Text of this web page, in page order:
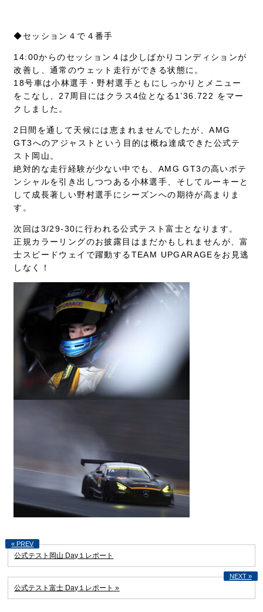
◆セッション４で４番手
14:00からのセッション４は少しばかりコンディションが
改善し、通常のウェット走行ができる状態に。
18号車は小林選手・野村選手ともにしっかりとメニュー
をこなし、27周目にはクラス4位となる1’36.722 をマー
クしました。
2日間を通して天候には恵まれませんでしたが、AMG
GT3へのアジャストという目的は概ね達成できた公式テ
スト岡山。
絶対的な走行経験が少ない中でも、AMG GT3の高いポテ
ンシャルを引き出しつつある小林選手、そしてルーキーと
して成長著しい野村選手にシーズンへの期待が高まりま
す。
次回は3/29-30に行われる公式テスト富士となります。
正規カラーリングのお披露目はまだかもしれませんが、富
士スピードウェイで躍動するTEAM UPGARAGEをお見逃
しなく！
公式テスト岡山 Day１レポート
公式テスト富士 Day１レポート